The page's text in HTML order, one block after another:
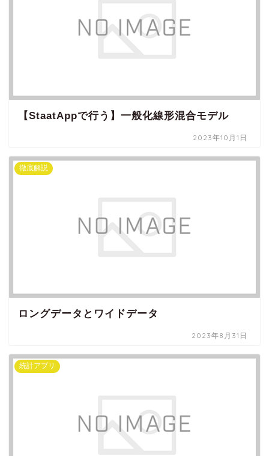
【StaatAppで行う】一般化線形混合モデル
2023年10月1日
徹底解説
ロングデータとワイドデータ
2023年8月31日
統計アプリ